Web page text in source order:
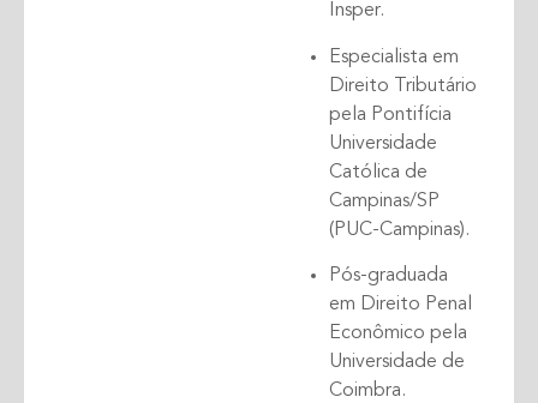
Insper.
Especialista em
Direito Tributário
pela Pontifícia
Universidade
Católica de
Campinas/SP
(PUC-Campinas).
Pós-graduada
em Direito Penal
Econômico pela
Universidade de
Coimbra.